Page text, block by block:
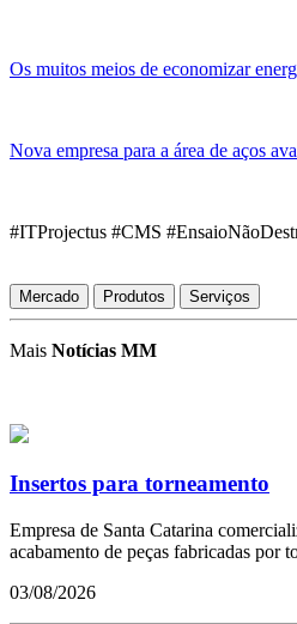
Os muitos meios de economizar
Nova empresa para a área de aços
#ITProjectus #CMS
Mercado Produtos Serviços
Mais Notícias MM
Insertos para torneamento
Empresa de Santa Catarina
acabamento de peças fabricadas por
03/08/2026